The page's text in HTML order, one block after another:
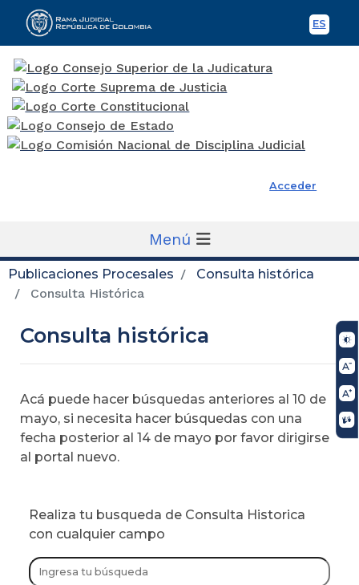
ES
Rama Judicial
Acceder
Menú
Publicaciones Procesales
Consulta histórica
Consulta Histórica
Consulta histórica
Acá puede hacer búsquedas anteriores al 10 de
mayo, si necesita hacer búsquedas con una
fecha posterior al 14 de mayo por favor dirigirse
al portal nuevo.
Realiza tu busqueda de Consulta Historica
con cualquier campo